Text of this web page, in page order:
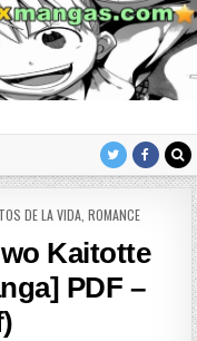
DE LA VIDA ROMANCE
Kaitotte
PDF –